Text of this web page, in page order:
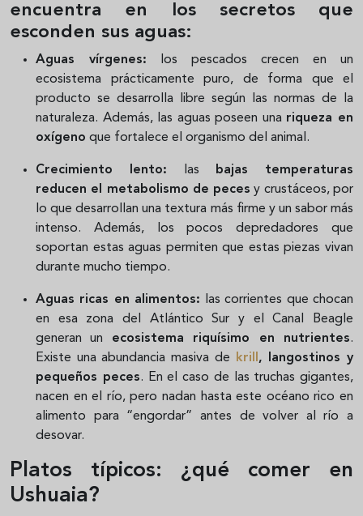
encuentra en los secretos que
esconden sus aguas:
Aguas vírgenes: los pescados crecen en un
ecosistema prácticamente puro, de forma que el
producto se desarrolla libre según las normas de la
naturaleza. Además, las aguas poseen una riqueza en
oxígeno que fortalece el organismo del animal.
Crecimiento lento: las bajas temperaturas
reducen el metabolismo de peces y crustáceos, por
lo que desarrollan una textura más firme y un sabor más
intenso. Además, los pocos depredadores que
soportan estas aguas permiten que estas piezas vivan
durante mucho tiempo.
Aguas ricas en alimentos: las corrientes que chocan
en esa zona del Atlántico Sur y el Canal Beagle
generan un ecosistema riquísimo en nutrientes.
Existe una abundancia masiva de krill, langostinos y
pequeños peces. En el caso de las truchas gigantes,
nacen en el río, pero nadan hasta este océano rico en
alimento para “engordar” antes de volver al río a
desovar.
Platos típicos: ¿qué comer en
Ushuaia?